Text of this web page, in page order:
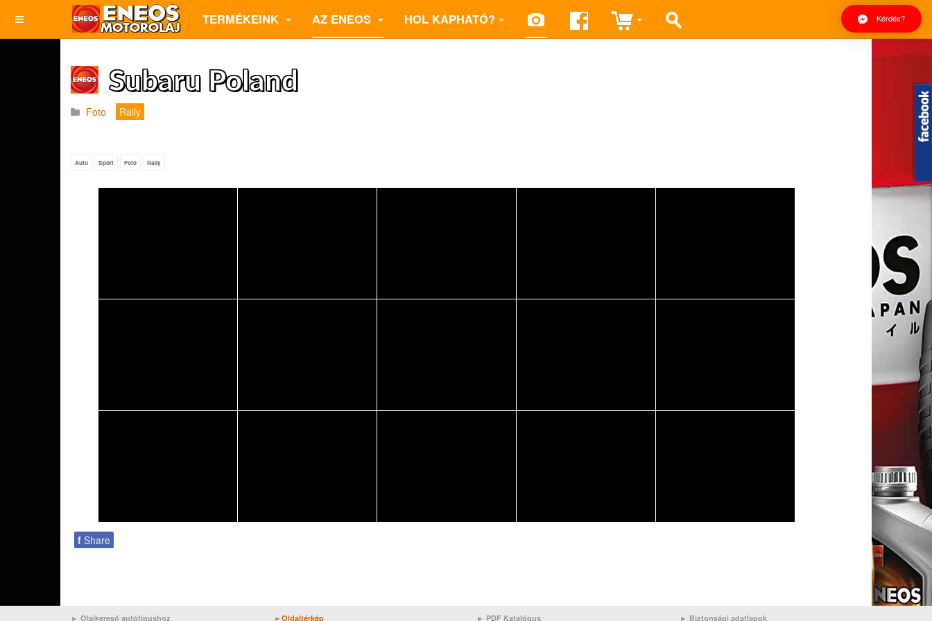
Kérdés?
TERMÉKEINK AZ ENEOS HOL KAPHATÓ?
Subaru Poland
Foto Rally
Auto Sport Foto Rally
f Share
► Olajkereső autótípushoz ► Oldaltérkép ► PDF Katalógus ► Biztonsági adatlapok